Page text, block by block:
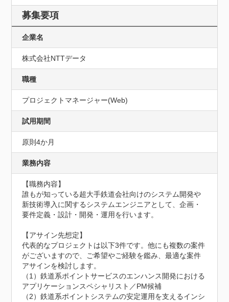
募集要項
企業名
株式会社NTTデータ
職種
プロジェクトマネージャー(Web)
試用期間
原則4か月
業務内容
【職務内容】
誰もが知っている超大手鉄道会社向けのシステム開発や
新技術導入に関するシステムエンジニアとして、企画・
要件定義・設計・開発・運用を行います。
【アサイン先想定】
代表的なプロジェクトは以下3件です。他にも複数の案件
がございますので、ご希望やご経験を鑑み、最適な案件
アサインを検討します。
（1）鉄道系ポイントサービスのエンハンス開発における
アプリケーションスペシャリスト／PM候補
（2）鉄道系ポイントシステムの安定運用を支えるインシ